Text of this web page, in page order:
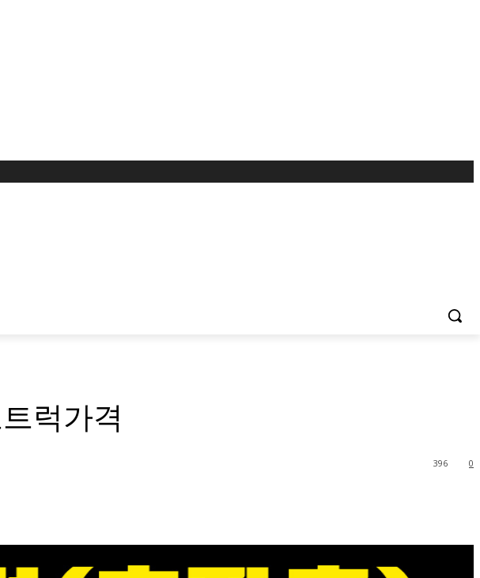
럭가격
0
396